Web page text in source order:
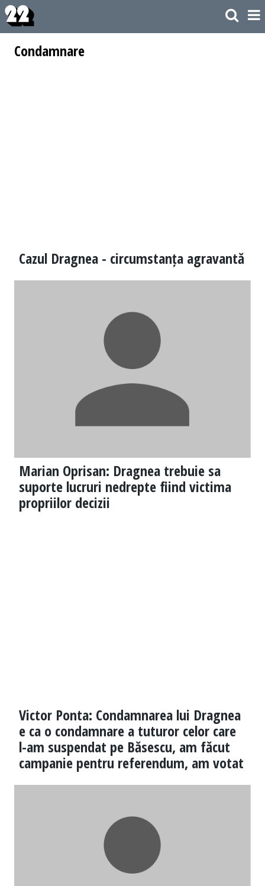
Condamnare
Cazul Dragnea - circumstanța agravantă
Marian Oprisan: Dragnea trebuie sa
suporte lucruri nedrepte fiind victima
propriilor decizii
Victor Ponta: Condamnarea lui Dragnea
e ca o condamnare a tuturor celor care
l-am suspendat pe Băsescu, am făcut
campanie pentru referendum, am votat